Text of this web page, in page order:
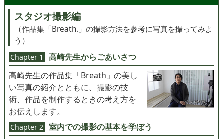
スタジオ撮影編
（作品集「Breath.」の撮影方法を参考に写真を撮ってみよ
う）
Chapter 1
高崎先生からごあいさつ
高崎先生の作品集「Breath」の美し
い写真の紹介とともに、撮影の技
術、作品を制作するときの考え方を
お伝えします。
Chapter 2
室内での撮影の基本を学ぼう